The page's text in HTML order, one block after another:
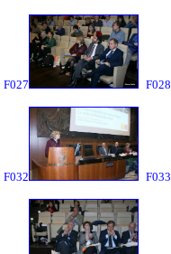
F027 F028
F032 F033